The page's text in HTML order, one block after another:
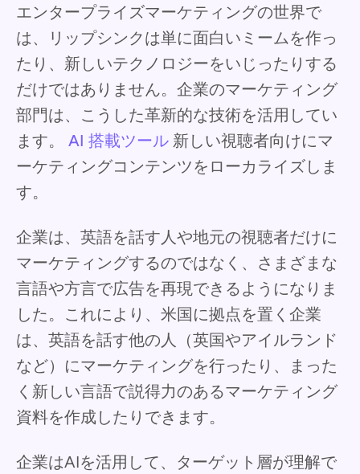
エンタープライズマーケティングの世界で
は、リップシンクは単に面白いミームを作っ
たり、新しいテクノロジーをいじったりする
だけではありません。企業のマーケティング
部門は、こうした革新的な技術を活用してい
ます。 AI 搭載ツール 新しい視聴者向けにマ
ーケティングコンテンツをローカライズしま
す。
企業は、英語を話す人や地元の視聴者だけに
マーケティングするのではなく、さまざまな
言語や方言で広告を再現できるようになりま
した。これにより、米国に拠点を置く企業
は、英語を話す他の人（英国やアイルランド
など）にマーケティングを行ったり、まった
く新しい言語で説得力のあるマーケティング
資料を作成したりできます。
企業はAIを活用して、ターゲット層が理解で